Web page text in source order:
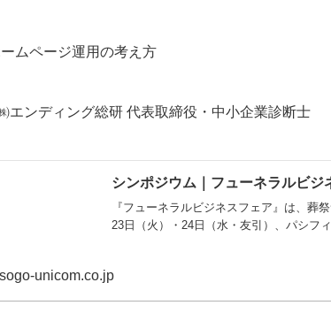
ムページ運用の考え方
ンディング総研 代表取締役・中小企業診断士
シンポジウム｜フューネラルビ
『フューネラルビジネスフェア』は、葬
23日（火）・24日（水・友引）、パシフ
unicom.co.jp